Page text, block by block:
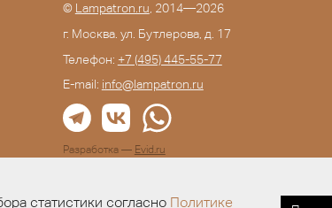
статистики согласно Политике
© Lampatron.ru , 2014—2026
г. Москва. ул. Бутлерова, д. 17
Телефон: +7 (495) 445-55-77
E-mail: info@lampatron.ru
Разработка — Evid.ru